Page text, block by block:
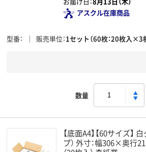
アスクル在庫商品
型番 販売単位 1セット（60枚：20枚入×3
数量
【底面A4】【60サイズ】
プ） 外寸：幅306×奥行